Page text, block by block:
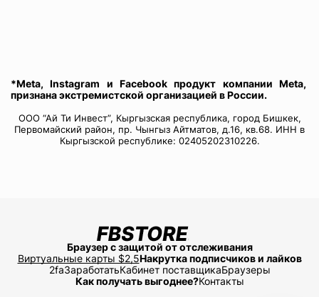
*Meta, Instagram и Facebook продукт компании Meta,
признана экстремистской организацией в России.
ООО “Ай Ти Инвест”, Кыргызская республика, город Бишкек,
Первомайский район, пр. Чынгыз Айтматов, д.16, кв.68. ИНН в
Кыргызской республике: 02405202310226.
Браузер с защитой от отслеживания
Виртуальные карты $2,5Накрутка подписчиков и лайков
2faЗаработатьКабинет поставщикаБраузеры
Как получать выгоднее?Контакты